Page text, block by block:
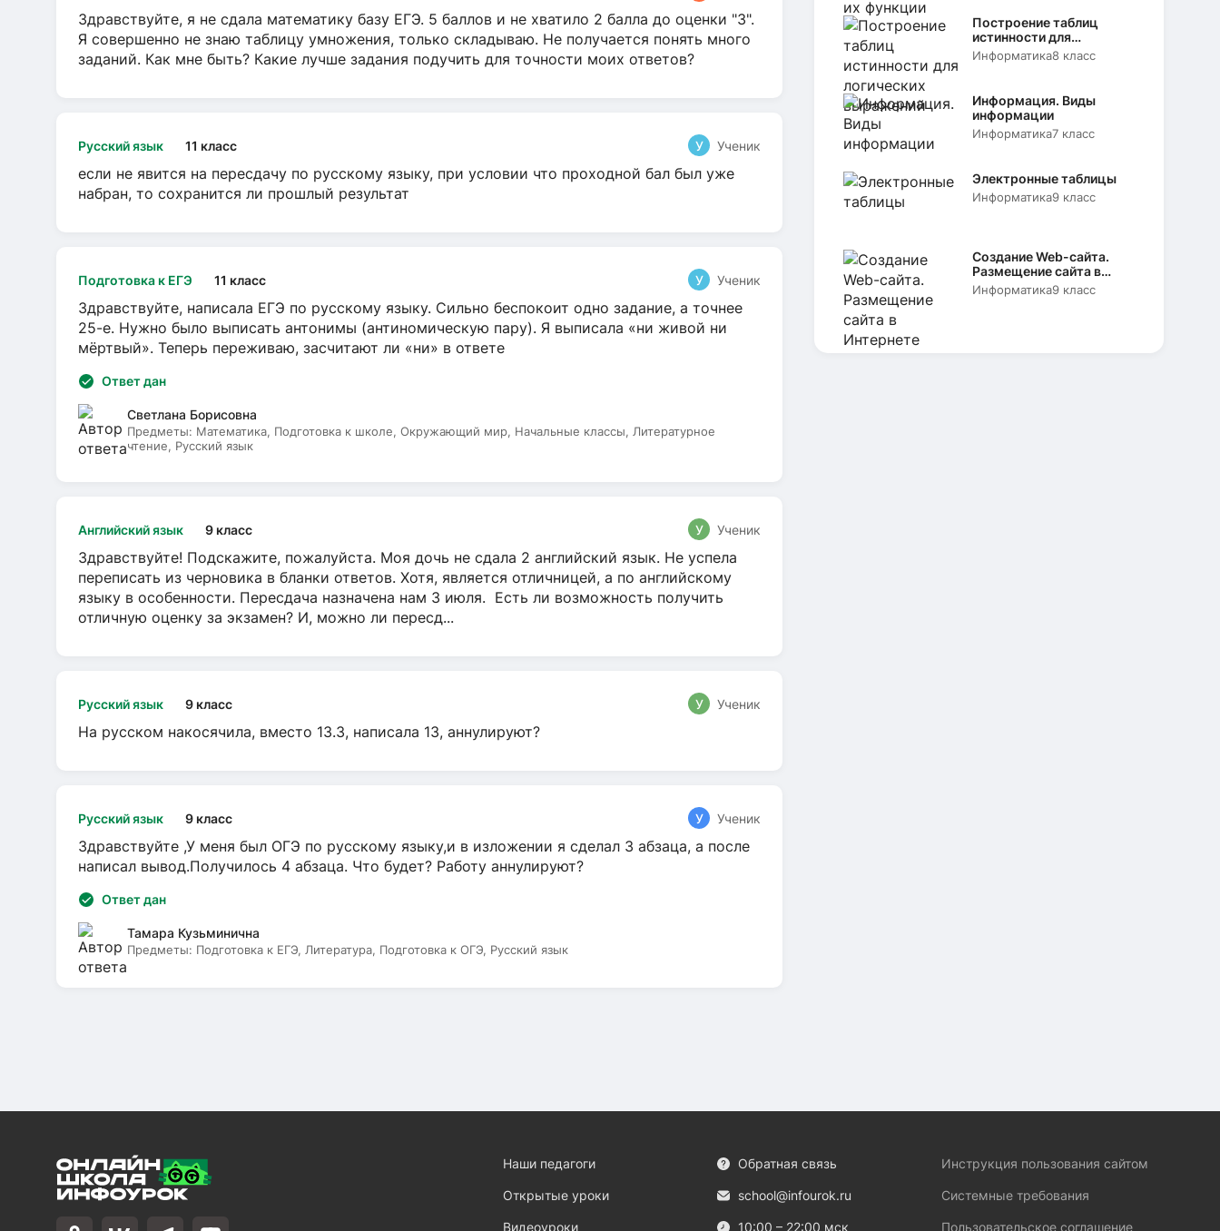
Построение таблиц
истинности для
логических выражений
Информатика8 класс
Информация. Виды
информации
Информатика7 класс
Электронные таблицы
Информатика9 класс
Создание Web-сайта.
Размещение сайта в
Интернете
Информатика9 класс
Здравствуйте, я не сдала математику базу ЕГЭ. 5 баллов и не хватило 2 балла до оценки "3".
Я совершенно не знаю таблицу умножения, только складываю. Не получается понять много
заданий. Как мне быть? Какие лучше задания подучить для точности моих ответов?
Русский язык 11 класс У Ученик
если не явится на пересдачу по русскому языку, при условии что проходной бал был уже
набран, то сохранится ли прошлый результат
Подготовка к ЕГЭ 11 класс У Ученик
Здравствуйте, написала ЕГЭ по русскому языку. Сильно беспокоит одно задание, а точнее
25-е. Нужно было выписать антонимы (антиномическую пару). Я выписала «ни живой ни
мёртвый». Теперь переживаю, засчитают ли «ни» в ответе
Ответ дан
Светлана Борисовна
Предметы: Математика, Подготовка к школе, Окружающий мир, Начальные классы, Литературное
чтение, Русский язык
Английский язык 9 класс У Ученик
Здравствуйте! Подскажите, пожалуйста. Моя дочь не сдала 2 английский язык. Не успела
переписать из черновика в бланки ответов. Хотя, является отличницей, а по английскому
языку в особенности. Пересдача назначена нам 3 июля. Есть ли возможность получить
отличную оценку за экзамен? И, можно ли пересд...
Русский язык 9 класс У Ученик
На русском накосячила, вместо 13.3, написала 13, аннулируют?
Русский язык 9 класс У Ученик
Здравствуйте ,У меня был ОГЭ по русскому языку,и в изложении я сделал 3 абзаца, а после
написал вывод.Получилось 4 абзаца. Что будет? Работу аннулируют?
Ответ дан
Тамара Кузьминична
Предметы: Подготовка к ЕГЭ, Литература, Подготовка к ОГЭ, Русский язык
Наши педагоги
Открытые уроки
Видеоуроки
Обратная связь
school@infourok.ru
10:00 – 22:00 мск
Инструкция пользования сайтом
Системные требования
Пользовательское соглашение